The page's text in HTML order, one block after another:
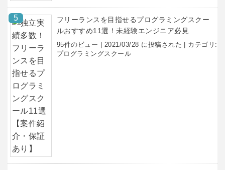
フリーランスを目指せるプログラミングスクー
ルおすすめ11選！未経験エンジニア必見
95件のビュー 2021/03/28 に投稿された
カテゴリ:
プログラミングスクール